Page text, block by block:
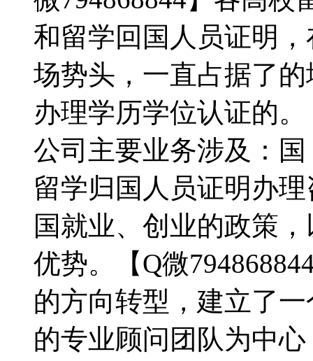
和留学回国人员证明
场势头，一直占据了
办理学历学位认证的。
公司主要业务涉及：
留学归国人员证明办
国就业、创业的政策
优势。【Q微
的方向转型，建立了
的专业顾问团队为中心